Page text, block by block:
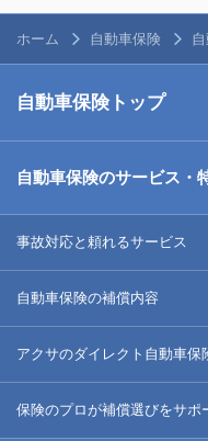
ホーム 自動車保険
自動車保険トップ
自動車保険のサービス・
事故対応と頼れるサービス
自動車保険の補償内容
アクサのダイレクト自動車保
保険のプロが補償選びをサ